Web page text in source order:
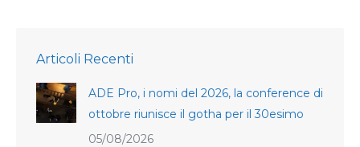
Articoli Recenti
ADE Pro, i nomi del 2026, la conference di
ottobre riunisce il gotha per il 30esimo
05/08/2026